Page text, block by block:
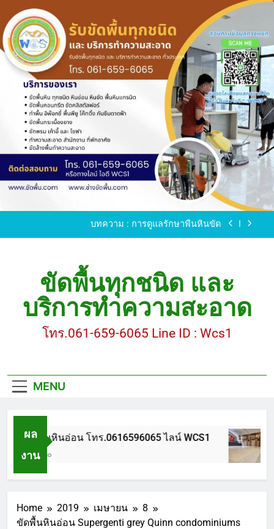
to
content
ขัดพื้นหินขัด อบต.แหลมบัวนครปฐม
ขัดพื้นหินอ่อน โทร.0616596065 ไลน์ WCS1
บทความ : การดูแลรักษาพื้นหินขัด
ขัดพื้นหินขัด อบต.แหลมบัวนครปฐม
ขัดพื้นหินอ่อน โทร.0616596065 ไลน์ WCS1
บทความ : การดูแลรักษาพื้นหินขัด
ขัดพื้นทุกชนิด และ
บริการทำความสะอาด
โทร.061-659-6065 Line ID : Wcs1
MENU
ผล
งาน
ขัดพื้นหินอ่อน โทร.0616596065 ไลน์ WCS1
1 ปี Ago
Home 2019 เมษายน
8
ขัดพื้นหินอ่อน Supergenti grey Quinn condominiums